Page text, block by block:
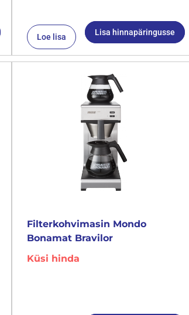
Loe lisa Lisa hinnapäringusse
Filterkohvimasin Mondo
Bonamat Bravilor
Küsi hinda